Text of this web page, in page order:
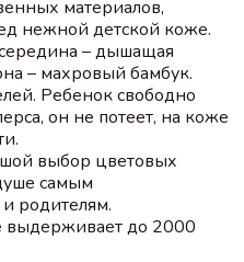
материалов,
нежной детской коже.
– дышащая
– махровый бамбук.
Ребенок свободно
он не потеет, на коже
выбор цветовых
самым
родителям.
выдерживает до 2000